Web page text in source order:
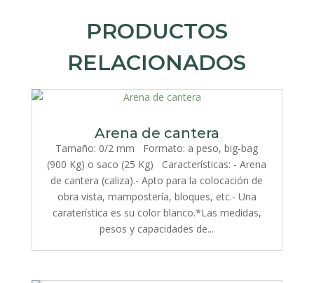
PRODUCTOS
RELACIONADOS
Arena de cantera
Tamaño: 0/2 mm Formato: a peso, big-bag
(900 Kg) o saco (25 Kg) Características: - Arena
de cantera (caliza).- Apto para la colocación de
obra vista, mampostería, bloques, etc.- Una
caraterística es su color blanco.*Las medidas,
pesos y capacidades de...